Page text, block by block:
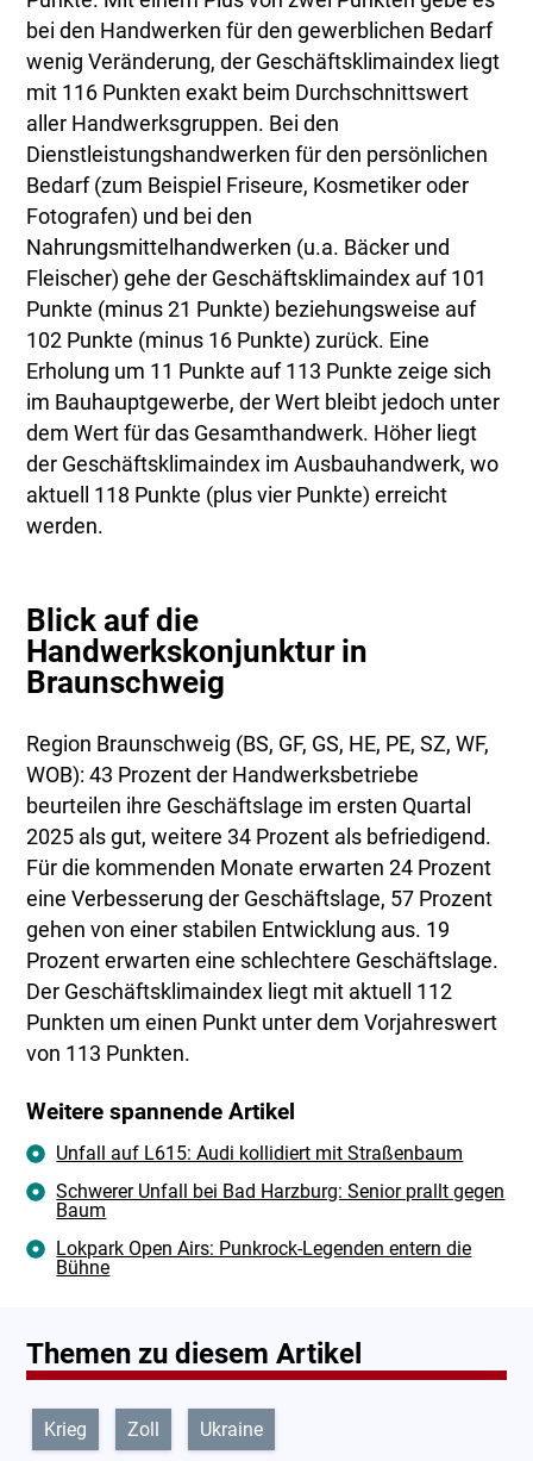
bei den Handwerken für den gewerblichen Bedarf
wenig Veränderung, der Geschäftsklimaindex liegt
mit 116 Punkten exakt beim Durchschnittswert
aller Handwerksgruppen. Bei den
Dienstleistungshandwerken für den persönlichen
Bedarf (zum Beispiel Friseure, Kosmetiker oder
Fotografen) und bei den
Nahrungsmittelhandwerken (u.a. Bäcker und
Fleischer) gehe der Geschäftsklimaindex auf 101
Punkte (minus 21 Punkte) beziehungsweise auf
102 Punkte (minus 16 Punkte) zurück. Eine
Erholung um 11 Punkte auf 113 Punkte zeige sich
im Bauhauptgewerbe, der Wert bleibt jedoch unter
dem Wert für das Gesamthandwerk. Höher liegt
der Geschäftsklimaindex im Ausbauhandwerk, wo
aktuell 118 Punkte (plus vier Punkte) erreicht
werden.
Blick auf die
Handwerkskonjunktur in
Braunschweig
Region Braunschweig (BS, GF, GS, HE, PE, SZ, WF,
WOB): 43 Prozent der Handwerksbetriebe
beurteilen ihre Geschäftslage im ersten Quartal
2025 als gut, weitere 34 Prozent als befriedigend.
Für die kommenden Monate erwarten 24 Prozent
eine Verbesserung der Geschäftslage, 57 Prozent
gehen von einer stabilen Entwicklung aus. 19
Prozent erwarten eine schlechtere Geschäftslage.
Der Geschäftsklimaindex liegt mit aktuell 112
Punkten um einen Punkt unter dem Vorjahreswert
von 113 Punkten.
Weitere spannende Artikel
Unfall auf L615: Audi kollidiert mit Straßenbaum
Schwerer Unfall bei Bad Harzburg: Senior prallt gegen
Baum
Lokpark Open Airs: Punkrock-Legenden entern die
Bühne
Themen zu diesem Artikel
Krieg Zoll Ukraine